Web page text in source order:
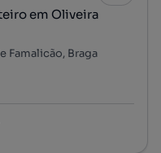
em Oliveira
Famalicão, Braga